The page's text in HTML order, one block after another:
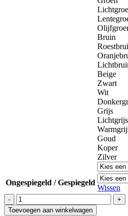
Bruin
Beige
Zwart
Wit
Grijs
Lichtgrijs
Goud
Koper
Zilver
Ongespiegeld / Gespiegeld
Wissen
Muurstickerset
Kasteel
Toevoegen aan winkelwagen